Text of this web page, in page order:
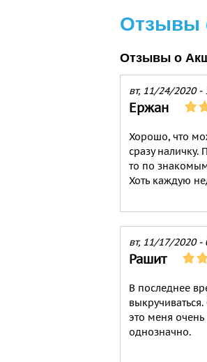
Отзывы
Отзывы о
вт, 11/24/2020 -
Ержан
Хорошо, что
сразу
то по
Хоть каждую
вт, 11/17/2020 -
Рашит
В последнее
это меня
однозначно.